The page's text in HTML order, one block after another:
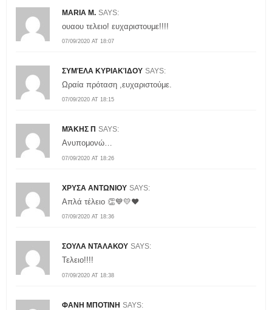
MARIA M. SAYS:
07/09/2020 AT 18:07
ουαου τελειο! ευχαριστουμε!!!!
ΣΥΜΈΛΑ ΚΥΡΙΑΚΊΔΟΥ SAYS:
07/09/2020 AT 18:15
Ωραία πρόταση ,ευχαριστούμε.
ΜΆΚΗΣ Π SAYS:
07/09/2020 AT 18:26
Ανυπομονώ…
ΧΡΥΣΑ ΑΝΤΩΝΙΟΥ SAYS:
07/09/2020 AT 18:36
Απλά τέλειο 👏💙💛❤️
ΣΟΥΛΑ ΝΤΑΛΑΚΟΥ SAYS:
07/09/2020 AT 18:38
Τελειο!!!!
ΦΑΝΗ ΜΠΟΤΙΝΗ SAYS: